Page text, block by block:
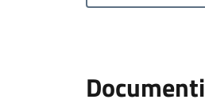
Documenti